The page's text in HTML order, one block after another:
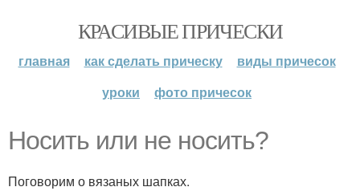
КРАСИВЫЕ ПРИЧЕСКИ
главная как сделать прическу
виды причесок
уроки
фото причесок
Носить или не носить?
Поговорим о вязаных шапках.